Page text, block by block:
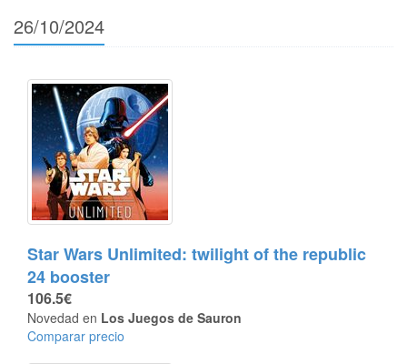
26/10/2024
Star Wars Unlimited: twilight of the republic
24 booster
106.5€
Novedad en Los Juegos de Sauron
Comparar precio